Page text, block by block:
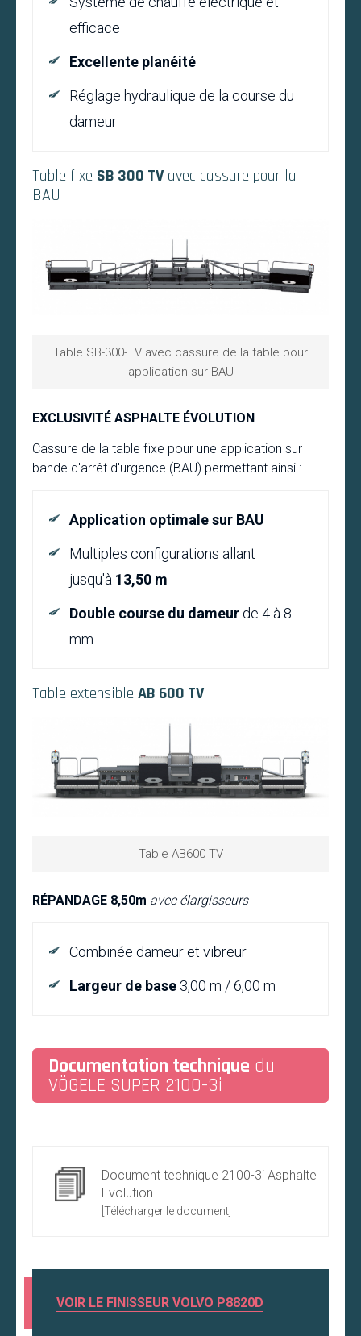
efficace
Excellente planéité
Réglage hydraulique de la course du
dameur
Table fixe SB 300 TV avec cassure pour la
BAU
Table SB-300-TV avec cassure de la table pour
application sur BAU
EXCLUSIVITÉ ASPHALTE ÉVOLUTION
Cassure de la table fixe pour une application sur
bande d'arrêt d'urgence (BAU) permettant ainsi :
Application optimale sur BAU
Multiples configurations allant
jusqu'à 13,50 m
Double course du dameur de 4 à 8
mm
Table extensibleAB 600 TV
Table AB600 TV
RÉPANDAGE 8,50m avec élargisseurs
Combinée dameur et vibreur
Largeur de base 3,00 m / 6,00 m
Documentation technique du
VÖGELE SUPER 2100-3i
Document technique 2100-3i Asphalte
Evolution
[Télécharger le document]
VOIR LE FINISSEUR VOLVO P8820D